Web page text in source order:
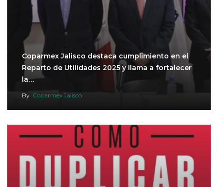
Coparmex Jalisco destaca cumplimiento en el
Reparto de Utilidades 2025 y llama a fortalecer
la…
By Coparmex Jalisco